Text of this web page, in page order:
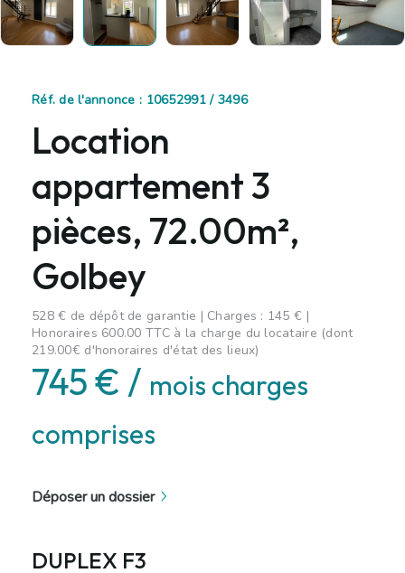
Réf. de l'annonce : 10652991 / 3496
Location
appartement 3
pièces, 72.00m²,
Golbey
528 € de dépôt de garantie | Charges : 145 € |
Honoraires 600.00 TTC à la charge du locataire (dont
219.00€ d'honoraires d'état des lieux)
745 € / mois charges
comprises
Déposer un dossier
DUPLEX F3